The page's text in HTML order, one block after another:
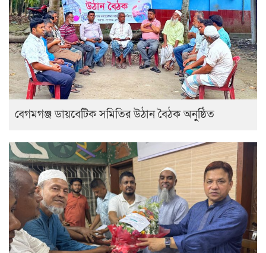
বেগমগঞ্জ ডায়বেটিক সমিতির উঠান বৈঠক অনুষ্ঠিত